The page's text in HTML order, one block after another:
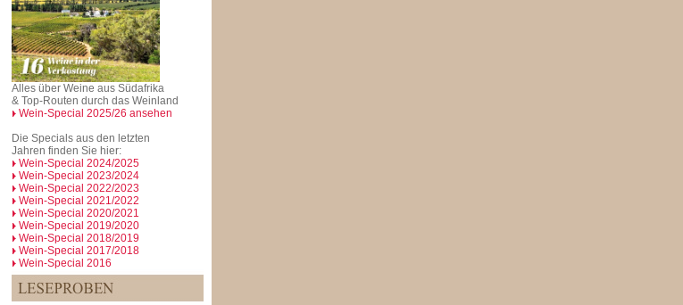
Alles über Weine aus Südafrika
& Top-Routen durch das Weinland
Wein-Special 2025/26 ansehen
Die Specials aus den letzten
Jahren finden Sie hier:
Wein-Special 2024/2025
Wein-Special 2023/2024
Wein-Special 2022/2023
Wein-Special 2021/2022
Wein-Special 2020/2021
Wein-Special 2019/2020
Wein-Special 2018/2019
Wein-Special 2017/2018
Wein-Special 2016